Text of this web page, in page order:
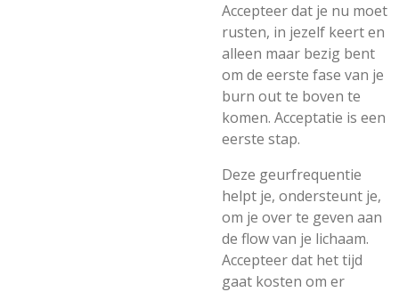
Accepteer dat je nu moet
rusten, in jezelf keert en
alleen maar bezig bent
om de eerste fase van je
burn out te boven te
komen. Acceptatie is een
eerste stap.
Deze geurfrequentie
helpt je, ondersteunt je,
om je over te geven aan
de flow van je lichaam.
Accepteer dat het tijd
gaat kosten om er